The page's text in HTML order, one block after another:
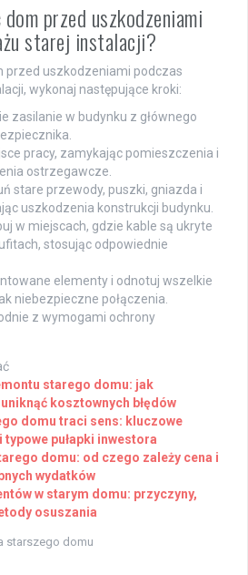
przed uszkodzeniami
starej instalacji?
przed uszkodzeniami podczas
wykonaj następujące kroki:
zasilanie w budynku z głównego
pracy, zamykając pomieszczenia i
ostrzegawcze.
stare przewody, puszki, gniazda i
uszkodzenia konstrukcji budynku.
w miejscach, gdzie kable są ukryte
stosując odpowiednie
elementy i odnotuj wszelkie
niebezpieczne połączenia.
z wymogami ochrony
starego domu: jak
kosztownych błędów
domu traci sens: kluczowe
pułapki inwestora
domu: od czego zależy cena i
wydatków
w starym domu: przyczyny,
osuszania
starszego domu